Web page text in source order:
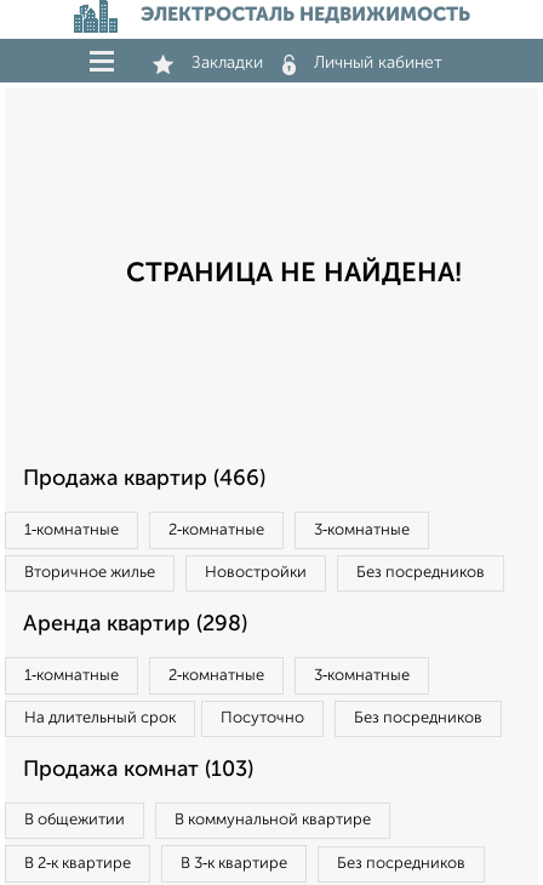
ЭЛЕКТРОСТАЛЬ НЕДВИЖИМОСТЬ
Закладки Личный кабинет
СТРАНИЦА НЕ НАЙДЕНА!
Продажа квартир (466)
1‑комнатные 2‑комнатные 3‑комнатные
Вторичное жилье Новостройки Без посредников
Аренда квартир (298)
1‑комнатные 2‑комнатные 3‑комнатные
На длительный срок Посуточно Без посредников
Продажа комнат (103)
В общежитии В коммунальной квартире
В 2‑к квартире В 3‑к квартире Без посредников